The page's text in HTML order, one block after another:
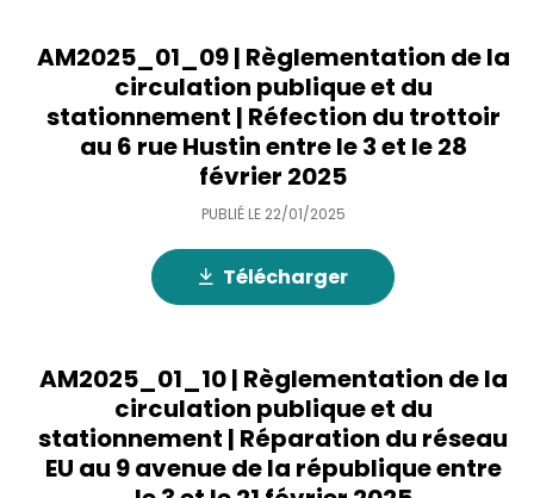
AM2025_01_09 | Règlementation de la
circulation publique et du
stationnement | Réfection du trottoir
au 6 rue Hustin entre le 3 et le 28
février 2025
PUBLIÉ LE 22/01/2025
Télécharger
AM2025_01_10 | Règlementation de la
circulation publique et du
stationnement | Réparation du réseau
EU au 9 avenue de la république entre